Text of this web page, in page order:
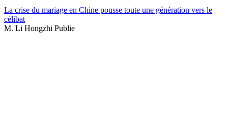
La crise du mariage en Chine pousse toute une génération vers le
célibat
M. Li Hongzhi Publie